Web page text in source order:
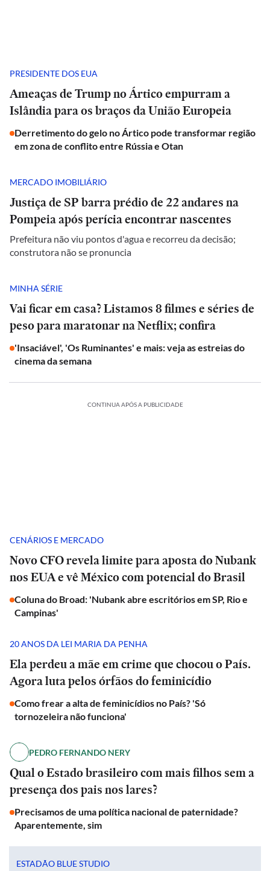
PRESIDENTE DOS EUA
Ameaças de Trump no Ártico empurram a
Islândia para os braços da União Europeia
Derretimento do gelo no Ártico pode transformar região
em zona de conflito entre Rússia e Otan
MERCADO IMOBILIÁRIO
Justiça de SP barra prédio de 22 andares na
Pompeia após perícia encontrar nascentes
Prefeitura não viu pontos d'agua e recorreu da decisão;
construtora não se pronuncia
MINHA SÉRIE
Vai ficar em casa? Listamos 8 filmes e séries de
peso para maratonar na Netflix; confira
'Insaciável', 'Os Ruminantes' e mais: veja as estreias do
cinema da semana
CONTINUA APÓS A PUBLICIDADE
CENÁRIOS E MERCADO
Novo CFO revela limite para aposta do Nubank
nos EUA e vê México com potencial do Brasil
Coluna do Broad: 'Nubank abre escritórios em SP, Rio e
Campinas'
20 ANOS DA LEI MARIA DA PENHA
Ela perdeu a mãe em crime que chocou o País.
Agora luta pelos órfãos do feminicídio
Como frear a alta de feminicídios no País? 'Só
tornozeleira não funciona'
PEDRO FERNANDO NERY
Qual o Estado brasileiro com mais filhos sem a
presença dos pais nos lares?
Precisamos de uma política nacional de paternidade?
Aparentemente, sim
ESTADÃO BLUE STUDIO